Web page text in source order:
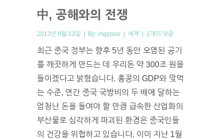
中, 공해와의 전쟁
2013년 8월 13일 | By: ingppoo | 세계 | 2개의 댓글
최근 중국 정부는 향후 5년 동안 오염된 공기
를 깨끗하게 만드는 데 우리돈 약 300조 원을
들이겠다고 밝혔습니다. 홍콩의 GDP와 맞먹
는 수준, 연간 중국 국방비의 두 배에 달하는
엄청난 돈을 들여야 할 만큼 급속한 산업화의
부산물로 심각하게 파괴된 환경은 중국인들
의 건강을 위협하고 있습니다. 이미 지난 1월